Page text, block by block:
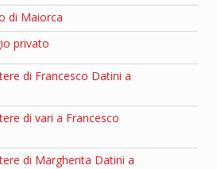
di Maiorca
privato
di Francesco Datini a
di vari a Francesco
di Margherita Datini a